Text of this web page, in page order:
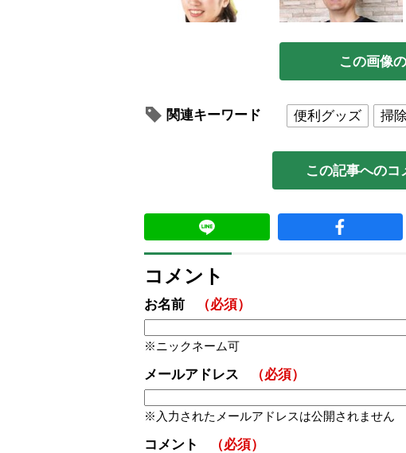
この画像
関連キーワード 便利グッズ 掃除
この記事へのコ
コメント
お名前 （必須）
ニックネーム可
メールアドレス （必須）
入力されたメールアドレスは公開されません
コメント （必須）